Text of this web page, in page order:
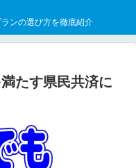
ンの選び方を徹底紹介
たす県民共済に